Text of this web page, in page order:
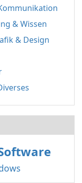
& Wissen
& Design